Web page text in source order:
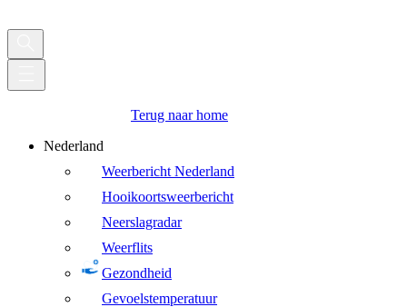
Terug naar home
Nederland
Weerbericht Nederland
Hooikoortsweerbericht
Neerslagradar
Weerflits
Gezondheid
Gevoelstemperatuur